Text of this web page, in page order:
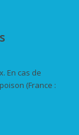
En cas de
(France :